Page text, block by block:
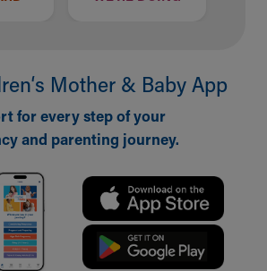
Mother & Baby App
for every step of your
and parenting journey.